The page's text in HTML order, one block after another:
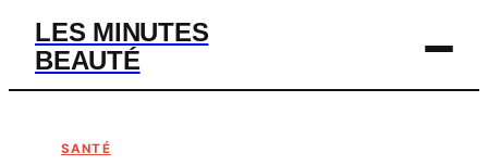
LES MINUTES
BEAUTÉ
BEAUTÉ
SANTÉ